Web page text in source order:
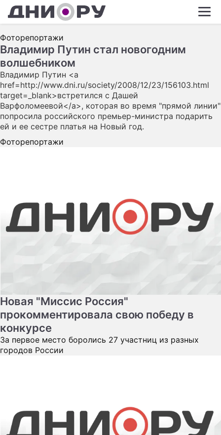
ШОУ-БИЗНЕС
ЗДОРОВЬЕ
ЭКОНОМИКА
СЕРИАЛЫ
ИГРЫ
Фоторепортажи
Владимир Путин стал новогодним
волшебником
Владимир Путин <a
href=http://www.dni.ru/society/2008/12/23/156103.html
target=_blank>встретился с Дашей
Варфоломеевой</a>, которая во время "прямой линии"
попросила российского премьер-министра подарить
ей и ее сестре платья на Новый год.
Фоторепортажи
Новая "Миссис Россия"
прокомментировала свою победу в
конкурсе
За первое место боролись 27 участниц из разных
городов России